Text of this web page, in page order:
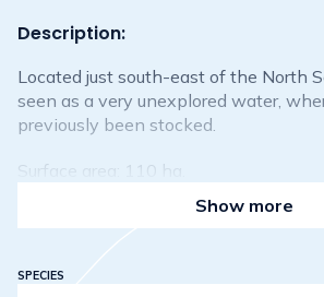
Description:
Located just south-east of the North
seen as a very unexplored water,
previously been stocked.
Surface area: 110 ha.
Show more
SPECIES